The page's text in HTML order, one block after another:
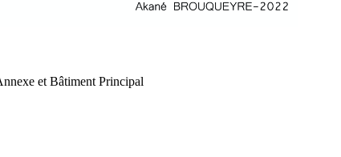
et Bâtiment Principal